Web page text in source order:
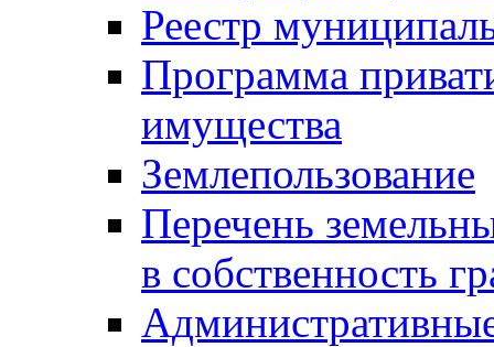
Реестр
Программа
имущества
Землепользование
Перечень
в собственность